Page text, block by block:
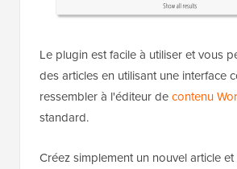
Le plugin est facile à utiliser et vous
des articles en utilisant une interface
ressembler à l'éditeur decontenu
standard.
Créez simplement un nouvel article